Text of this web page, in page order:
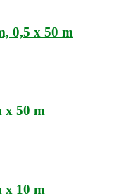
0,5 x 50 m
x 50 m
x 10 m